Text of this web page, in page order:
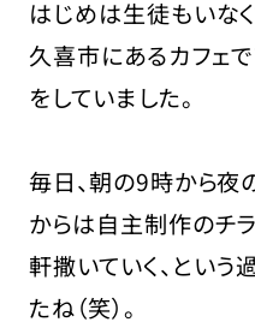
はじめは生徒もいな
久喜市にあるカフェ
をしていました。
毎日、朝の9時から夜
からは自主制作のチ
軒撒いていく、とい
たね（笑）。